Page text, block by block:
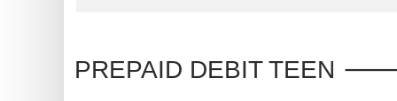
Lookup
PREPAID DEBIT TEEN